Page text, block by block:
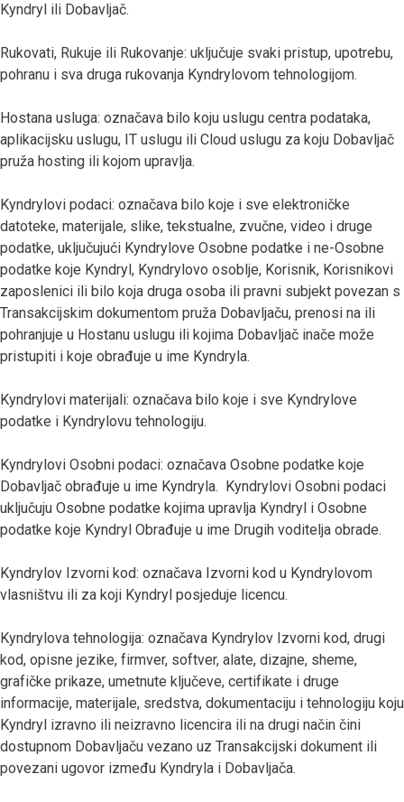
Kyndryl ili Dobavljač.
Rukovati, Rukuje ili Rukovanje: uključuje svaki pristup, upotrebu,
pohranu i sva druga rukovanja Kyndrylovom tehnologijom.
Hostana usluga: označava bilo koju uslugu centra podataka,
aplikacijsku uslugu, IT uslugu ili Cloud uslugu za koju Dobavljač
pruža hosting ili kojom upravlja.
Kyndrylovi podaci: označava bilo koje i sve elektroničke
datoteke, materijale, slike, tekstualne, zvučne, video i druge
podatke, uključujući Kyndrylove Osobne podatke i ne-Osobne
podatke koje Kyndryl, Kyndrylovo osoblje, Korisnik, Korisnikovi
zaposlenici ili bilo koja druga osoba ili pravni subjekt povezan s
Transakcijskim dokumentom pruža Dobavljaču, prenosi na ili
pohranjuje u Hostanu uslugu ili kojima Dobavljač inače može
pristupiti i koje obrađuje u ime Kyndryla.
Kyndrylovi materijali: označava bilo koje i sve Kyndrylove
podatke i Kyndrylovu tehnologiju.
Kyndrylovi Osobni podaci: označava Osobne podatke koje
Dobavljač obrađuje u ime Kyndryla. Kyndrylovi Osobni podaci
uključuju Osobne podatke kojima upravlja Kyndryl i Osobne
podatke koje Kyndryl Obrađuje u ime Drugih voditelja obrade.
Kyndrylov Izvorni kod: označava Izvorni kod u Kyndrylovom
vlasništvu ili za koji Kyndryl posjeduje licencu.
Kyndrylova tehnologija: označava Kyndrylov Izvorni kod, drugi
kod, opisne jezike, firmver, softver, alate, dizajne, sheme,
grafičke prikaze, umetnute ključeve, certifikate i druge
informacije, materijale, sredstva, dokumentaciju i tehnologiju koju
Kyndryl izravno ili neizravno licencira ili na drugi način čini
dostupnom Dobavljaču vezano uz Transakcijski dokument ili
povezani ugovor između Kyndryla i Dobavljača.